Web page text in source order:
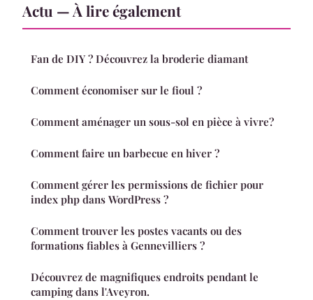
Actu — À lire également
Fan de DIY ? Découvrez la broderie diamant
Comment économiser sur le fioul ?
Comment aménager un sous-sol en pièce à vivre?
Comment faire un barbecue en hiver ?
Comment gérer les permissions de fichier pour
index php dans WordPress ?
Comment trouver les postes vacants ou des
formations fiables à Gennevilliers ?
Découvrez de magnifiques endroits pendant le
camping dans l'Aveyron.